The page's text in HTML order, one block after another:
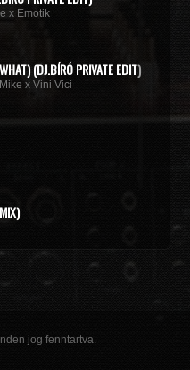
x Emotik
(DJ.BÍRÓ PRIVATE EDIT)
x Vini Vici
jog fenntartva.